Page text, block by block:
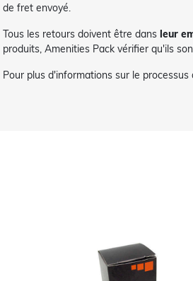
de fret envoyé.
Tous les retours doivent être dans leur
produits, Amenities Pack vérifier qu'ils
Pour plus d'informations sur le